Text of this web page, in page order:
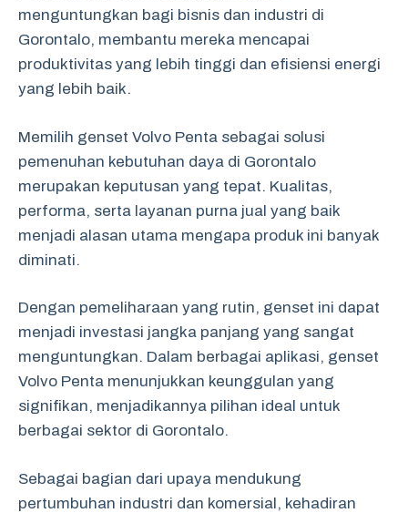
menguntungkan bagi bisnis dan industri di
Gorontalo, membantu mereka mencapai
produktivitas yang lebih tinggi dan efisiensi energi
yang lebih baik.
Memilih genset Volvo Penta sebagai solusi
pemenuhan kebutuhan daya di Gorontalo
merupakan keputusan yang tepat. Kualitas,
performa, serta layanan purna jual yang baik
menjadi alasan utama mengapa produk ini banyak
diminati.
Dengan pemeliharaan yang rutin, genset ini dapat
menjadi investasi jangka panjang yang sangat
menguntungkan. Dalam berbagai aplikasi, genset
Volvo Penta menunjukkan keunggulan yang
signifikan, menjadikannya pilihan ideal untuk
berbagai sektor di Gorontalo.
Sebagai bagian dari upaya mendukung
pertumbuhan industri dan komersial, kehadiran